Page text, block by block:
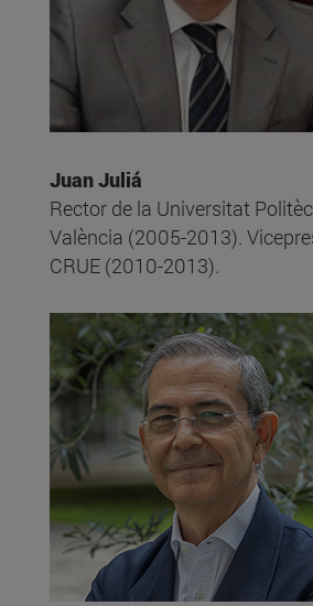
Juan Juliá
Rector de la Universitat
València (2005-2013).
CRUE (2010-2013).